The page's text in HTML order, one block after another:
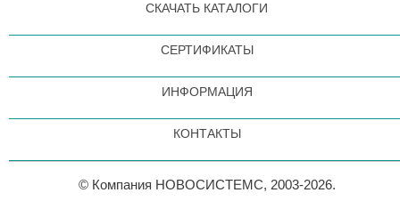
СКАЧАТЬ КАТАЛОГИ
СЕРТИФИКАТЫ
ИНФОРМАЦИЯ
КОНТАКТЫ
© Компания НОВОСИСТЕМС, 2003-2026.